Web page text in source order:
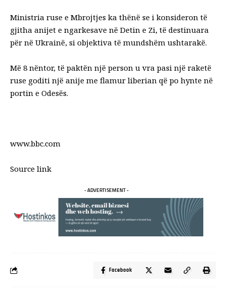
Ministria ruse e Mbrojtjes ka thënë se i konsideron të
gjitha anijet e ngarkesave në Detin e Zi, të destinuara
për në Ukrainë, si objektiva të mundshëm ushtarakë.
Më 8 nëntor, të paktën një person u vra pasi një raketë
ruse goditi një anije me flamur liberian që po hynte në
portin e Odesës.
www.bbc.com
Source link
- ADVERTISEMENT -
Facebook